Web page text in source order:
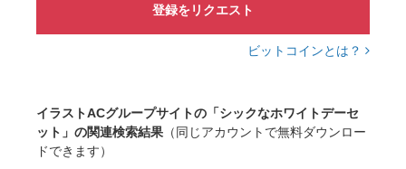
登録をリクエスト
ビットコインとは？
イラストACグループサイトの「シックなホワイトデーセ
ット」の関連検索結果 （同じアカウントで無料ダウンロー
ドできます）